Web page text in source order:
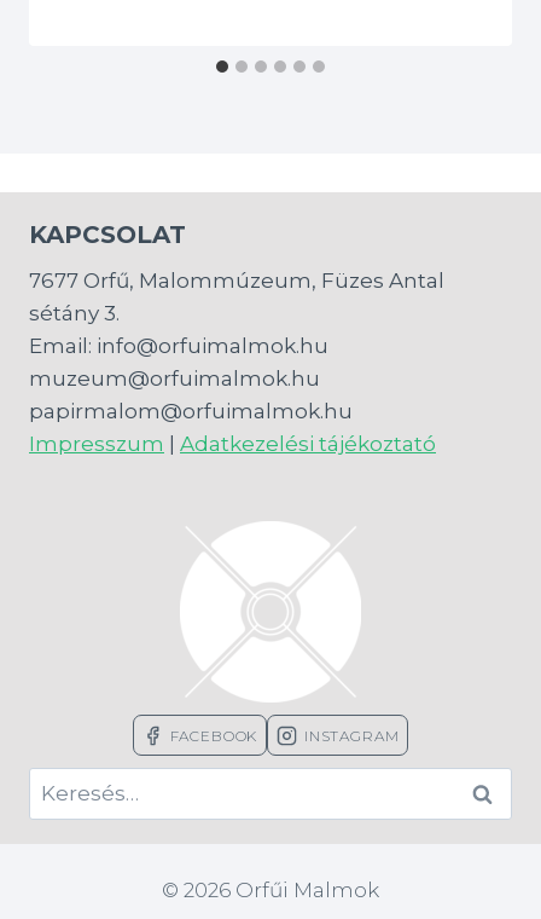
KAPCSOLAT
7677 Orfű, Malommúzeum, Füzes Antal
sétány 3.
Email: info@orfuimalmok.hu
muzeum@orfuimalmok.hu
papirmalom@orfuimalmok.hu
Impresszum
Adatkezelési tájékoztató
FACEBOOK INSTAGRAM
Keresés:
© 2026 Orfűi Malmok